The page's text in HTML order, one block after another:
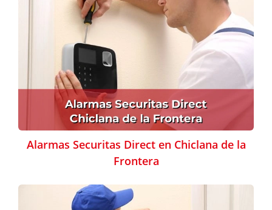
Alarmas Securitas Direct en Chiclana de la
Frontera